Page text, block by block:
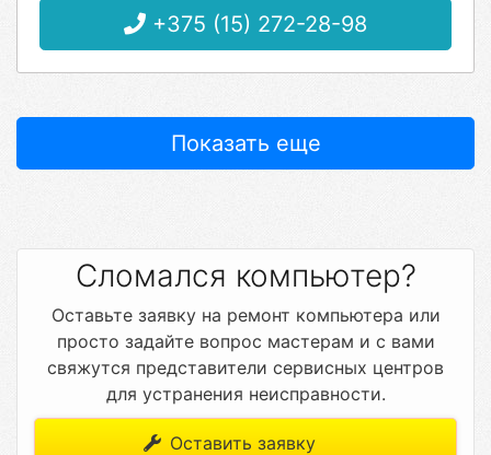
+375 (15) 272-28-98
Показать еще
Сломался компьютер?
Оставьте заявку на ремонт компьютера или
просто задайте вопрос мастерам и с вами
свяжутся представители сервисных центров
для устранения неисправности.
Оставить заявку